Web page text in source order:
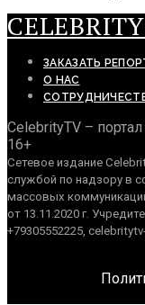
ЗАКАЗАТЬ
О НАС
CelebrityTV –
16+
Сетевое издание
службой по надзору в
массовых
от 13.11.2020 г.
+79305552225,